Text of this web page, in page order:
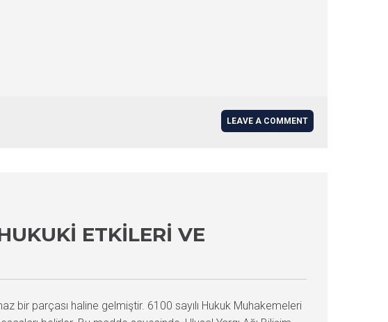
LEAVE A COMMENT
ETKILERI VE
bir parçası haline gelmiştir. 6100 sayılı Hukuk Muhakemeleri